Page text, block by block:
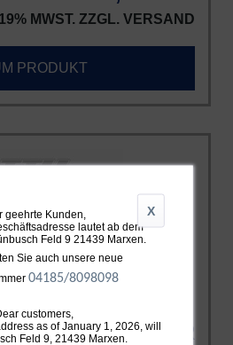
MWST. ZZGL. VERSAND
PRODUKT
Bi-Turbo > 650PS
ab 3.199,00 EUR
X
geehrte Kunden,
lautet ab dem
Feld 9 21439 Marxen.
Sie auch unsere neue
04185/8098098
customers,
as of January 1, 2026, will
Feld 9, 21439 Marxen.